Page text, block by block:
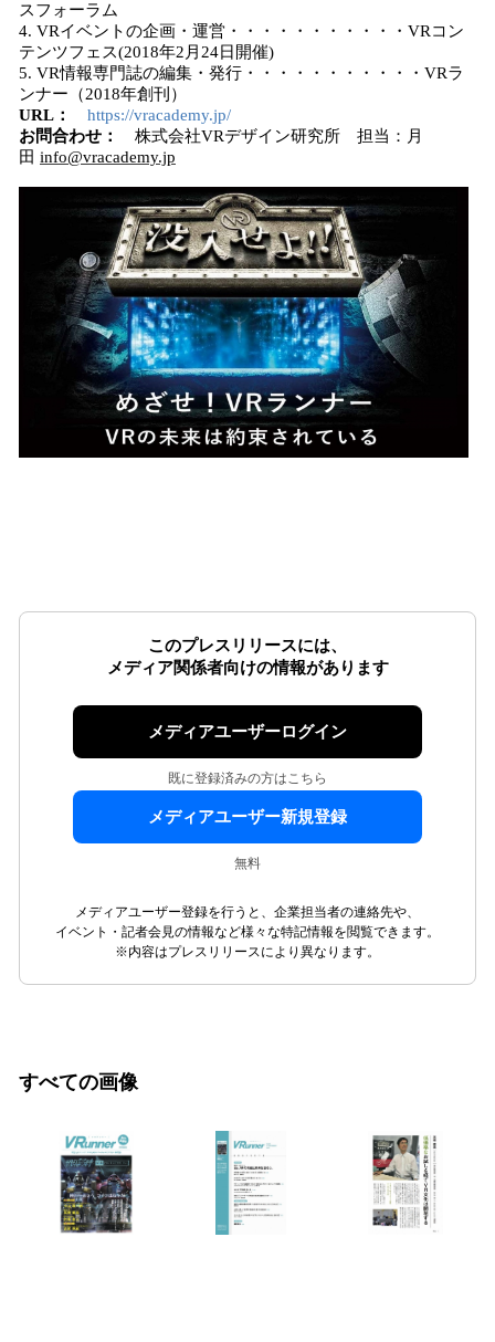
スフォーラム
4. VRイベントの企画・運営・・・・・・・・・・・VRコン
テンツフェス(2018年2月24日開催)
5. VR情報専門誌の編集・発行・・・・・・・・・・・VRラ
ンナー（2018年創刊）
URL ：
https://vracademy.jp/
お問合わせ ：
株式会社VRデザイン研究所 担当：月
田 info@vracademy.jp
このプレスリリースには、
メディア関係者向けの情報があります
メディアユーザーログイン
既に登録済みの方はこちら
メディアユーザー新規登録
無料
メディアユーザー登録を行うと、企業担当者の連絡先や、
イベント・記者会見の情報など様々な特記情報を閲覧できます。
※内容はプレスリリースにより異なります。
すべての画像